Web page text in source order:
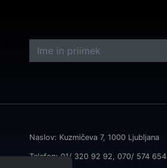
Naslov: Kuzmičeva 7, 1000 Ljubljana
Telefon: 01/ 320 92 92, 070/ 574 654